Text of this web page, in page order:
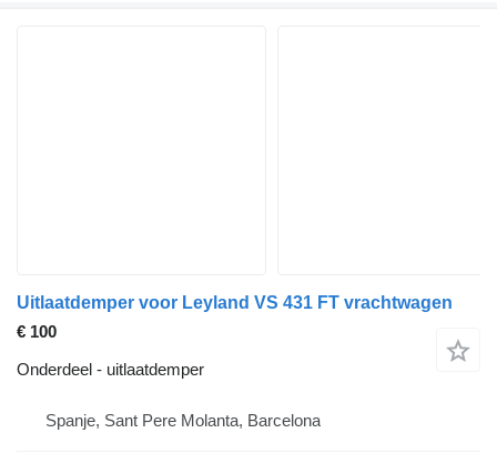
Uitlaatdemper voor Leyland VS 431 FT vrachtwagen
€ 100
Onderdeel - uitlaatdemper
Spanje, Sant Pere Molanta, Barcelona